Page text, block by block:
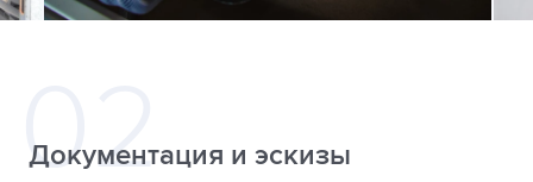
Документация и эскизы